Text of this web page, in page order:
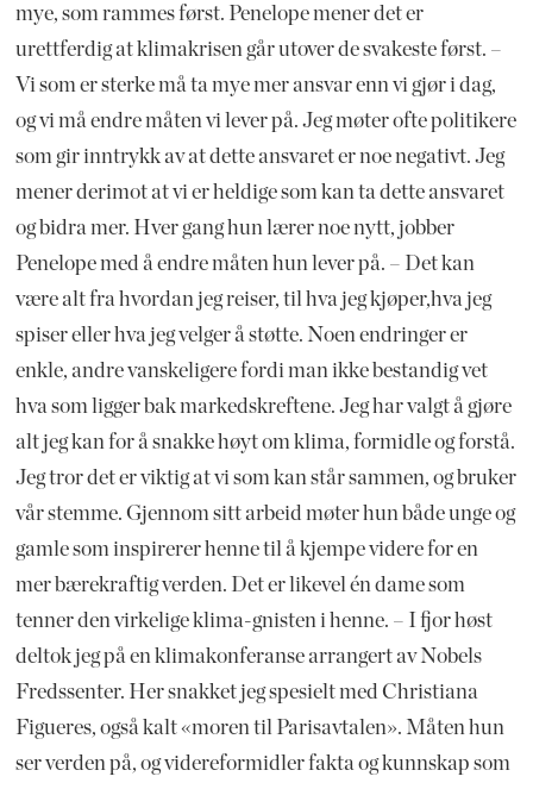
mye, som rammes først. Penelope mener det er
urettferdig at klimakrisen går utover de svakeste først. –
Vi som er sterke må ta mye mer ansvar enn vi gjør i dag,
og vi må endre måten vi lever på. Jeg møter ofte politikere
som gir inntrykk av at dette ansvaret er noe negativt. Jeg
mener derimot at vi er heldige som kan ta dette ansvaret
og bidra mer. Hver gang hun lærer noe nytt, jobber
Penelope med å endre måten hun lever på. – Det kan
være alt fra hvordan jeg reiser, til hva jeg kjøper,hva jeg
spiser eller hva jeg velger å støtte. Noen endringer er
enkle, andre vanskeligere fordi man ikke bestandig vet
hva som ligger bak markedskreftene. Jeg har valgt å gjøre
alt jeg kan for å snakke høyt om klima, formidle og forstå.
Jeg tror det er viktig at vi som kan står sammen, og bruker
vår stemme. Gjennom sitt arbeid møter hun både unge og
gamle som inspirerer henne til å kjempe videre for en
mer bærekraftig verden. Det er likevel én dame som
tenner den virkelige klima-gnisten i henne. – I fjor høst
deltok jeg på en klimakonferanse arrangert av Nobels
Fredssenter. Her snakket jeg spesielt med Christiana
Figueres, også kalt «moren til Parisavtalen». Måten hun
ser verden på, og videreformidler fakta og kunnskap som